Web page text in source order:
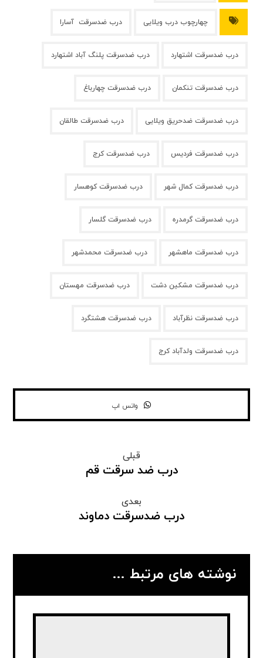
چهارچوب درب ویلایی درب ضدسرقت آسارا
درب ضدسرقت اشتهارد درب ضدسرقت پلنگ آباد اشتهارد
درب ضدسرقت تنکمان درب ضدسرقت چهارباغ
درب ضدسرقت ضدحریق ویلایی درب ضدسرقت طالقان
درب ضدسرقت فردیس درب ضدسرقت کرج
درب ضدسرقت کمال شهر درب ضدسرقت کوهسار
درب ضدسرقت گرمدره درب ضدسرقت گلسار
درب ضدسرقت ماهشهر درب ضدسرقت محمدشهر
درب ضدسرقت مشکین دشت درب ضدسرقت مهستان
درب ضدسرقت نظرآباد درب ضدسرقت هشتگرد
درب ضدسرقت ولدآباد کرج
واتس اپ
قبلی
درب ضد سرقت قم
بعدی
درب ضدسرقت دماوند
نوشته های مرتبط ...